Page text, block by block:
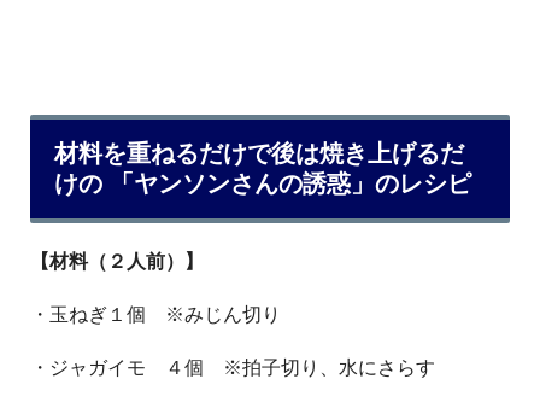
材料を重ねるだけで後は焼き上げるだ
けの 「ヤンソンさんの誘惑」のレシピ
【材料（２人前）】
・玉ねぎ１個 ※みじん切り
・ジャガイモ ４個 ※拍子切り、水にさらす